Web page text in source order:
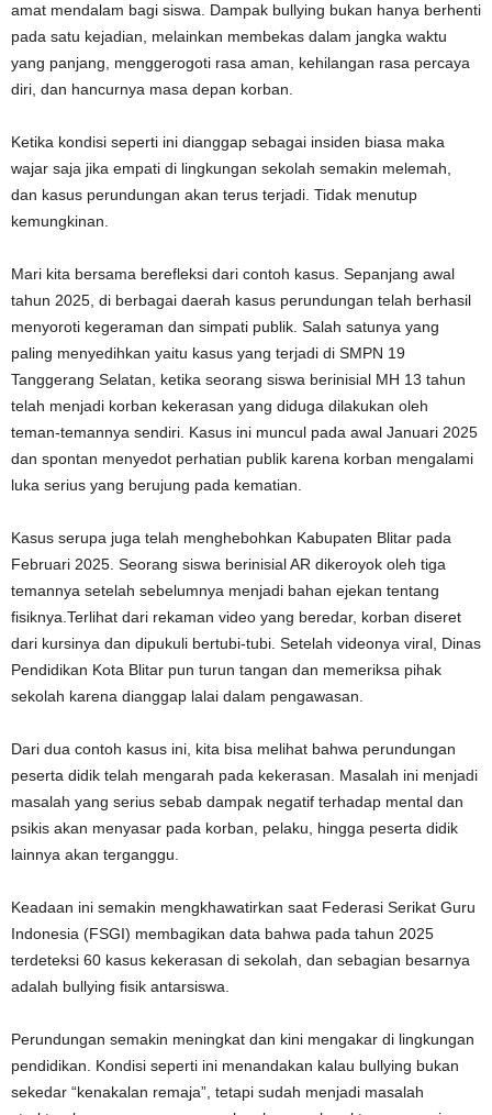
amat mendalam bagi siswa. Dampak bullying bukan hanya berhenti
pada satu kejadian, melainkan membekas dalam jangka waktu
yang panjang, menggerogoti rasa aman, kehilangan rasa percaya
diri, dan hancurnya masa depan korban.
Ketika kondisi seperti ini dianggap sebagai insiden biasa maka
wajar saja jika empati di lingkungan sekolah semakin melemah,
dan kasus perundungan akan terus terjadi. Tidak menutup
kemungkinan.
Mari kita bersama berefleksi dari contoh kasus. Sepanjang awal
tahun 2025, di berbagai daerah kasus perundungan telah berhasil
menyoroti kegeraman dan simpati publik. Salah satunya yang
paling menyedihkan yaitu kasus yang terjadi di SMPN 19
Tanggerang Selatan, ketika seorang siswa berinisial MH 13 tahun
telah menjadi korban kekerasan yang diduga dilakukan oleh
teman-temannya sendiri. Kasus ini muncul pada awal Januari 2025
dan spontan menyedot perhatian publik karena korban mengalami
luka serius yang berujung pada kematian.
Kasus serupa juga telah menghebohkan Kabupaten Blitar pada
Februari 2025. Seorang siswa berinisial AR dikeroyok oleh tiga
temannya setelah sebelumnya menjadi bahan ejekan tentang
fisiknya.Terlihat dari rekaman video yang beredar, korban diseret
dari kursinya dan dipukuli bertubi-tubi. Setelah videonya viral, Dinas
Pendidikan Kota Blitar pun turun tangan dan memeriksa pihak
sekolah karena dianggap lalai dalam pengawasan.
Dari dua contoh kasus ini, kita bisa melihat bahwa perundungan
peserta didik telah mengarah pada kekerasan. Masalah ini menjadi
masalah yang serius sebab dampak negatif terhadap mental dan
psikis akan menyasar pada korban, pelaku, hingga peserta didik
lainnya akan terganggu.
Keadaan ini semakin mengkhawatirkan saat Federasi Serikat Guru
Indonesia (FSGI) membagikan data bahwa pada tahun 2025
terdeteksi 60 kasus kekerasan di sekolah, dan sebagian besarnya
adalah bullying fisik antarsiswa.
Perundungan semakin meningkat dan kini mengakar di lingkungan
pendidikan. Kondisi seperti ini menandakan kalau bullying bukan
sekedar “kenakalan remaja”, tetapi sudah menjadi masalah